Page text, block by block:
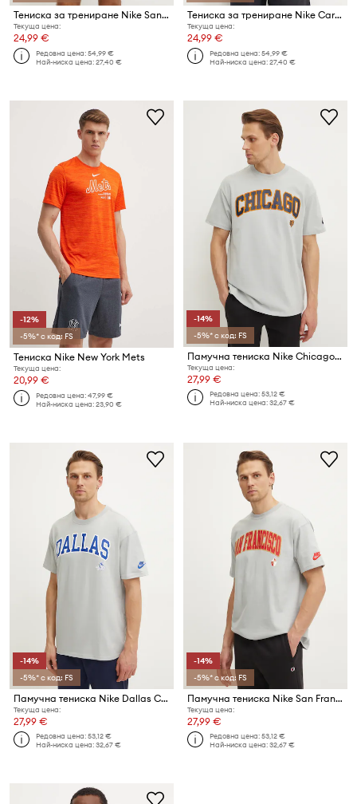
Тениска за трениране Nike San Francisco 49ers
Текуща цена:
24,99 €
Редовна цена:54,99 €
Най-ниска цена:27,40 €
Тениска за трениране Nike Carolina Panthers
Текуща цена:
24,99 €
Редовна цена:54,99 €
Най-ниска цена:27,40 €
-12%
-5%* с код: FS
Тениска Nike New York Mets
Текуща цена:
20,99 €
Редовна цена:47,99 €
Най-ниска цена:23,90 €
-14%
-5%* с код: FS
Памучна тениска Nike Chicago Bears
Текуща цена:
27,99 €
Редовна цена:53,12 €
Най-ниска цена:32,67 €
-14%
-5%* с код: FS
Памучна тениска Nike Dallas Cowboys
Текуща цена:
27,99 €
Редовна цена:53,12 €
Най-ниска цена:32,67 €
-14%
-5%* с код: FS
Памучна тениска Nike San Francisco 49ers
Текуща цена:
27,99 €
Редовна цена:53,12 €
Най-ниска цена:32,67 €